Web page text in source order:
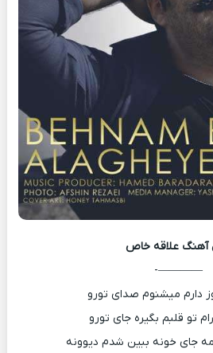
آهنگ علاقه خاص
————-
دارم میشنوم صدای تورو
تو قلبم بگیره جای تورو
جای خونه ببین شدم دیوونه